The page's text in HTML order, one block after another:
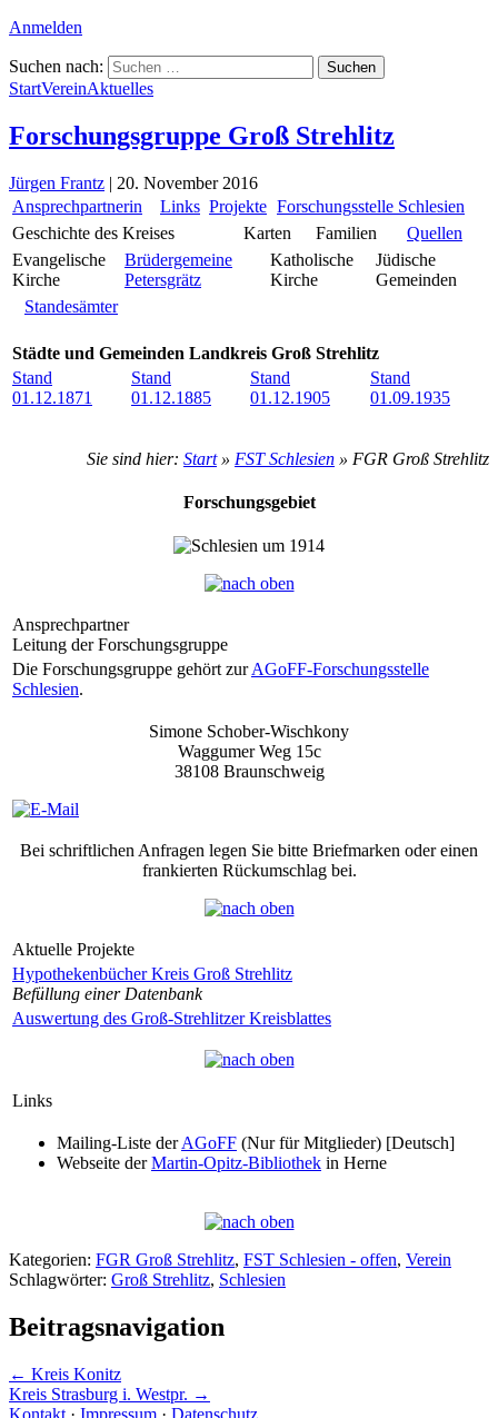
Anmelden
Suchen nach:
StartVereinAktuelles
Forschungsgruppe Groß Strehlitz
Jürgen Frantz | 20. November 2016
Ansprechpartnerin
Links Projekte Forschungsstelle Schlesien
Geschichte des Kreises
Karten Familien
Quellen
Evangelische
Kirche
Brüdergemeine
Petersgrätz
Katholische
Kirche
Jüdische
Gemeinden
Standesämter
Städte und Gemeinden Landkreis Groß Strehlitz
Stand
01.12.1871
Stand
01.12.1885
Stand
01.12.1905
Stand
01.09.1935
Sie sind hier: Start» FST Schlesien » FGR Groß Strehlitz
Forschungsgebiet
Ansprechpartner
Leitung der Forschungsgruppe
Die Forschungsgruppe gehört zurAGoFF-Forschungsstelle
Schlesien.
Simone Schober-Wischkony
Waggumer Weg 15c
38108 Braunschweig
Bei schriftlichen Anfragen legen Sie bitte Briefmarken oder einen
frankierten Rückumschlag bei.
Aktuelle Projekte
Hypothekenbücher Kreis Groß Strehlitz
Befüllung einer Datenbank
Auswertung des Groß-Strehlitzer Kreisblattes
Links
Mailing-Liste derAGoFF (Nur für Mitglieder) [Deutsch]
Webseite derMartin-Opitz-Bibliothek in Herne
Kategorien: FGR Groß Strehlitz, FST Schlesien - offen, Verein
Schlagwörter: Groß Strehlitz, Schlesien
Beitragsnavigation
← Kreis Konitz
Kreis Strasburg i. Westpr. →
Kontakt · Impressum · Datenschutz